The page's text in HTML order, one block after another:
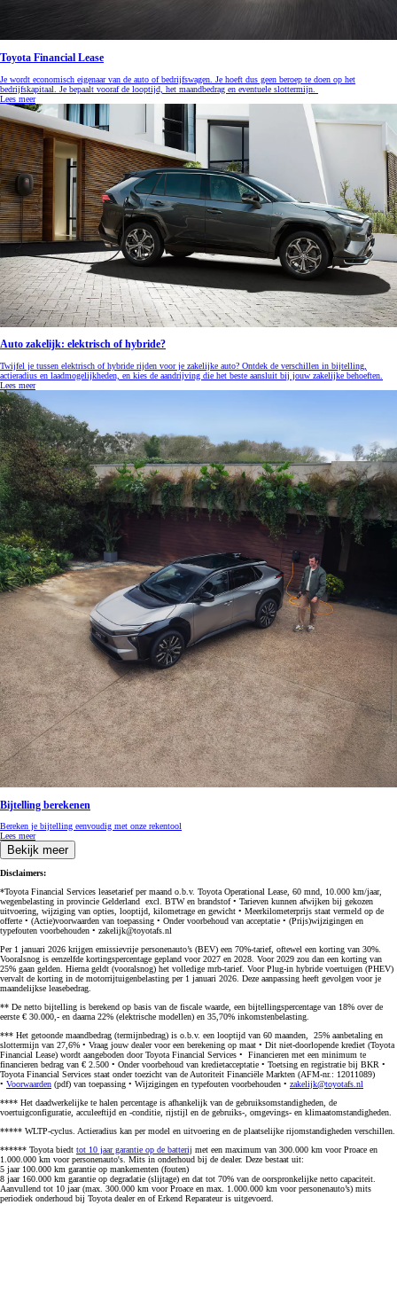
Toyota Financial Lease
Je wordt economisch eigenaar van de auto of bedrijfswagen. Je hoeft dus geen beroep te doen op het
bedrijfskapitaal. Je bepaalt vooraf de looptijd, het maandbedrag en eventuele slottermijn.
Lees meer
Auto zakelijk: elektrisch of hybride?
Twijfel je tussen elektrisch of hybride rijden voor je zakelijke auto? Ontdek de verschillen in bijtelling,
actieradius en laadmogelijkheden, en kies de aandrijving die het beste aansluit bij jouw zakelijke behoeften.
Lees meer
Bijtelling berekenen
Bereken je bijtelling eenvoudig met onze rekentool
Lees meer
Bekijk meer
Disclaimers:
*Toyota Financial Services leasetarief per maand o.b.v. Toyota Operational Lease, 60 mnd, 10.000 km/jaar,
wegenbelasting in provincie Gelderland excl. BTW en brandstof • Tarieven kunnen afwijken bij gekozen
uitvoering, wijziging van opties, looptijd, kilometrage en gewicht • Meerkilometerprijs staat vermeld op de
offerte • (Actie)voorwaarden van toepassing • Onder voorbehoud van acceptatie • (Prijs)wijzigingen en
typefouten voorbehouden • zakelijk@toyotafs.nl
Per 1 januari 2026 krijgen emissievrije personenauto’s (BEV) een 70%-tarief, oftewel een korting van 30%.
Vooralsnog is eenzelfde kortingspercentage gepland voor 2027 en 2028. Voor 2029 zou dan een korting van
25% gaan gelden. Hierna geldt (vooralsnog) het volledige mrb-tarief. Voor Plug-in hybride voertuigen (PHEV)
vervalt de korting in de motorrijtuigenbelasting per 1 januari 2026. Deze aanpassing heeft gevolgen voor je
maandelijkse leasebedrag.
** De netto bijtelling is berekend op basis van de fiscale waarde, een bijtellingspercentage van 18% over de
eerste € 30.000,- en daarna 22% (elektrische modellen) en 35,70% inkomstenbelasting.
*** Het getoonde maandbedrag (termijnbedrag) is o.b.v. een looptijd van 60 maanden, 25% aanbetaling en
slottermijn van 27,6% • Vraag jouw dealer voor een berekening op maat • Dit niet-doorlopende krediet (Toyota
Financial Lease) wordt aangeboden door Toyota Financial Services • Financieren met een minimum te
financieren bedrag van € 2.500 • Onder voorbehoud van kredietacceptatie • Toetsing en registratie bij BKR •
Toyota Financial Services staat onder toezicht van de Autoriteit Financiële Markten (AFM-nr.: 12011089)
• Voorwaarden (pdf) van toepassing • Wijzigingen en typefouten voorbehouden • zakelijk@toyotafs.nl
**** Het daadwerkelijke te halen percentage is afhankelijk van de gebruiksomstandigheden, de
voertuigconfiguratie, acculeeftijd en -conditie, rijstijl en de gebruiks-, omgevings- en klimaatomstandigheden.
***** WLTP-cyclus. Actieradius kan per model en uitvoering en de plaatselijke rijomstandigheden verschillen.
****** Toyota biedt tot 10 jaar garantie op de batterij met een maximum van 300.000 km voor Proace en
1.000.000 km voor personenauto's. Mits in onderhoud bij de dealer. Deze bestaat uit:
5 jaar 100.000 km garantie op mankementen (fouten)
8 jaar 160.000 km garantie op degradatie (slijtage) en dat tot 70% van de oorspronkelijke netto capaciteit.
Aanvullend tot 10 jaar (max. 300.000 km voor Proace en max. 1.000.000 km voor personenauto’s) mits
periodiek onderhoud bij Toyota dealer en of Erkend Reparateur is uitgevoerd.